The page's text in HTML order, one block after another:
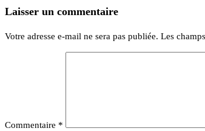
Laisser un commentaire
Votre adresse e-mail ne sera pas publiée. Les
Commentaire *